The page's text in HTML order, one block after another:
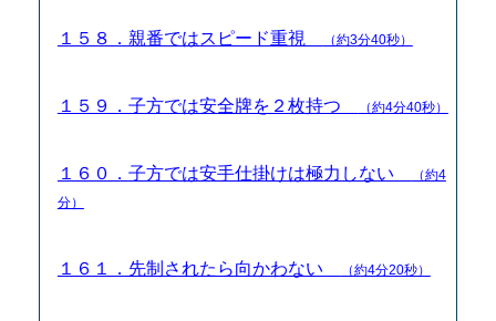
１５８．親番ではスピード重視 （約3分40秒）
１５９．子方では安全牌を２枚持つ （約4分40秒）
１６０．子方では安手仕掛けは極力しない
（約4
分）
１６１．先制されたら向かわない （約4分20秒）